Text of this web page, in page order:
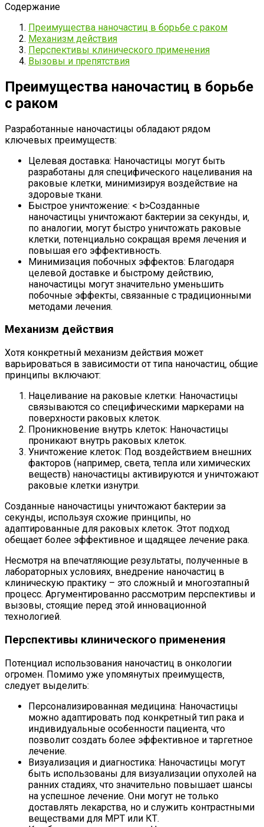
Содержание
Преимущества наночастиц в борьбе с раком
Механизм действия
Перспективы клинического применения
Вызовы и препятствия
Преимущества наночастиц в борьбе
с раком
Разработанные наночастицы обладают рядом
ключевых преимуществ:
Целевая доставка: Наночастицы могут быть
разработаны для специфического нацеливания на
раковые клетки‚ минимизируя воздействие на
здоровые ткани.
Быстрое уничтожение: < b>Созданные
наночастицы уничтожают бактерии за секунды‚ и‚
по аналогии‚ могут быстро уничтожать раковые
клетки‚ потенциально сокращая время лечения и
повышая его эффективность.
Минимизация побочных эффектов: Благодаря
целевой доставке и быстрому действию‚
наночастицы могут значительно уменьшить
побочные эффекты‚ связанные с традиционными
методами лечения.
Механизм действия
Хотя конкретный механизм действия может
варьироваться в зависимости от типа наночастиц‚ общие
принципы включают:
Нацеливание на раковые клетки: Наночастицы
связываются со специфическими маркерами на
поверхности раковых клеток.
Проникновение внутрь клеток: Наночастицы
проникают внутрь раковых клеток.
Уничтожение клеток: Под воздействием внешних
факторов (например‚ света‚ тепла или химических
веществ) наночастицы активируются и уничтожают
раковые клетки изнутри.
Созданные наночастицы уничтожают бактерии за
секунды‚ используя схожие принципы‚ но
адаптированные для раковых клеток. Этот подход
обещает более эффективное и щадящее лечение рака.
Несмотря на впечатляющие результаты‚ полученные в
лабораторных условиях‚ внедрение наночастиц в
клиническую практику – это сложный и многоэтапный
процесс. Аргументированно рассмотрим перспективы и
вызовы‚ стоящие перед этой инновационной
технологией.
Перспективы клинического применения
Потенциал использования наночастиц в онкологии
огромен. Помимо уже упомянутых преимуществ‚
следует выделить:
Персонализированная медицина: Наночастицы
можно адаптировать под конкретный тип рака и
индивидуальные особенности пациента‚ что
позволит создать более эффективное и таргетное
лечение.
Визуализация и диагностика: Наночастицы могут
быть использованы для визуализации опухолей на
ранних стадиях‚ что значительно повышает шансы
на успешное лечение. Они могут не только
доставлять лекарства‚ но и служить контрастными
веществами для МРТ или КТ.